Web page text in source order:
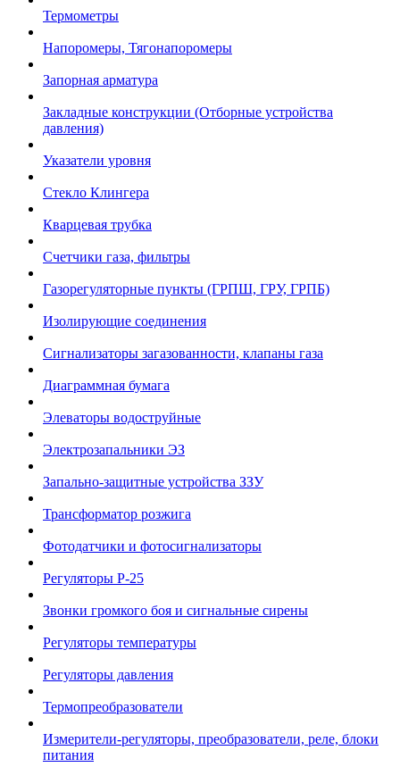
Термометры
Напоромеры, Тягонапоромеры
Запорная арматура
Закладные конструкции (Отборные устройства
давления)
Указатели уровня
Стекло Клингера
Кварцевая трубка
Счетчики газа, фильтры
Газорегуляторные пункты (ГРПШ, ГРУ, ГРПБ)
Изолирующие соединения
Сигнализаторы загазованности, клапаны газа
Диаграммная бумага
Элеваторы водоструйные
Электрозапальники ЭЗ
Запально-защитные устройства ЗЗУ
Трансформатор розжига
Фотодатчики и фотосигнализаторы
Регуляторы Р-25
Звонки громкого боя и сигнальные сирены
Регуляторы температуры
Регуляторы давления
Термопреобразователи
Измерители-регуляторы, преобразователи, реле, блоки
питания